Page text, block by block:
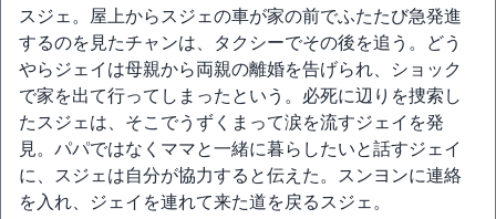
スジェ。屋上からスジェの車が家の前でふたたび急発進
するのを見たチャンは、タクシーでその後を追う。どう
やらジェイは母親から両親の離婚を告げられ、ショック
で家を出て行ってしまったという。必死に辺りを捜索し
たスジェは、そこでうずくまって涙を流すジェイを発
見。パパではなくママと一緒に暮らしたいと話すジェイ
に、スジェは自分が協力すると伝えた。スンヨンに連絡
を入れ、ジェイを連れて来た道を戻るスジェ。